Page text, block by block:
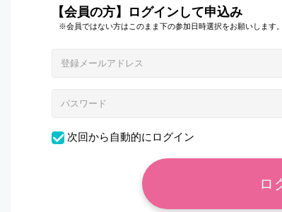
【会員の方】ログインして申込み
※会員ではない方はこのまま下の参加日時選択をお願いします。
次回から自動的にログイン